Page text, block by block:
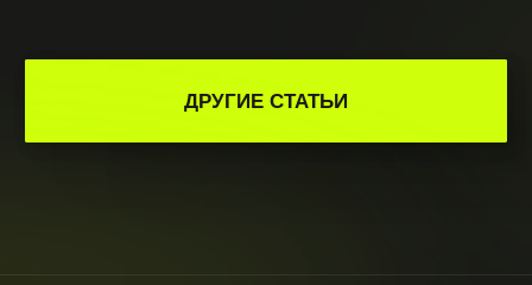
Условия